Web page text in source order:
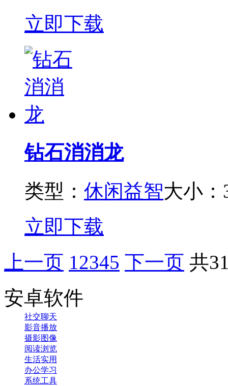
立即下载
钻石消消龙
类型： 休闲益智大小：
立即下载
上一页 12345 下一页 共
安卓软件
社交聊天
影音播放
摄影图像
阅读浏览
生活实用
办公学习
系统工具